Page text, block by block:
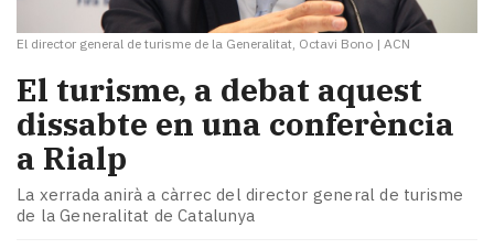
El director general de turisme de la Generalitat, Octavi Bono | ACN
El turisme, a debat aquest
dissabte en una conferència
a Rialp
La xerrada anirà a càrrec del director general de turisme
de la Generalitat de Catalunya